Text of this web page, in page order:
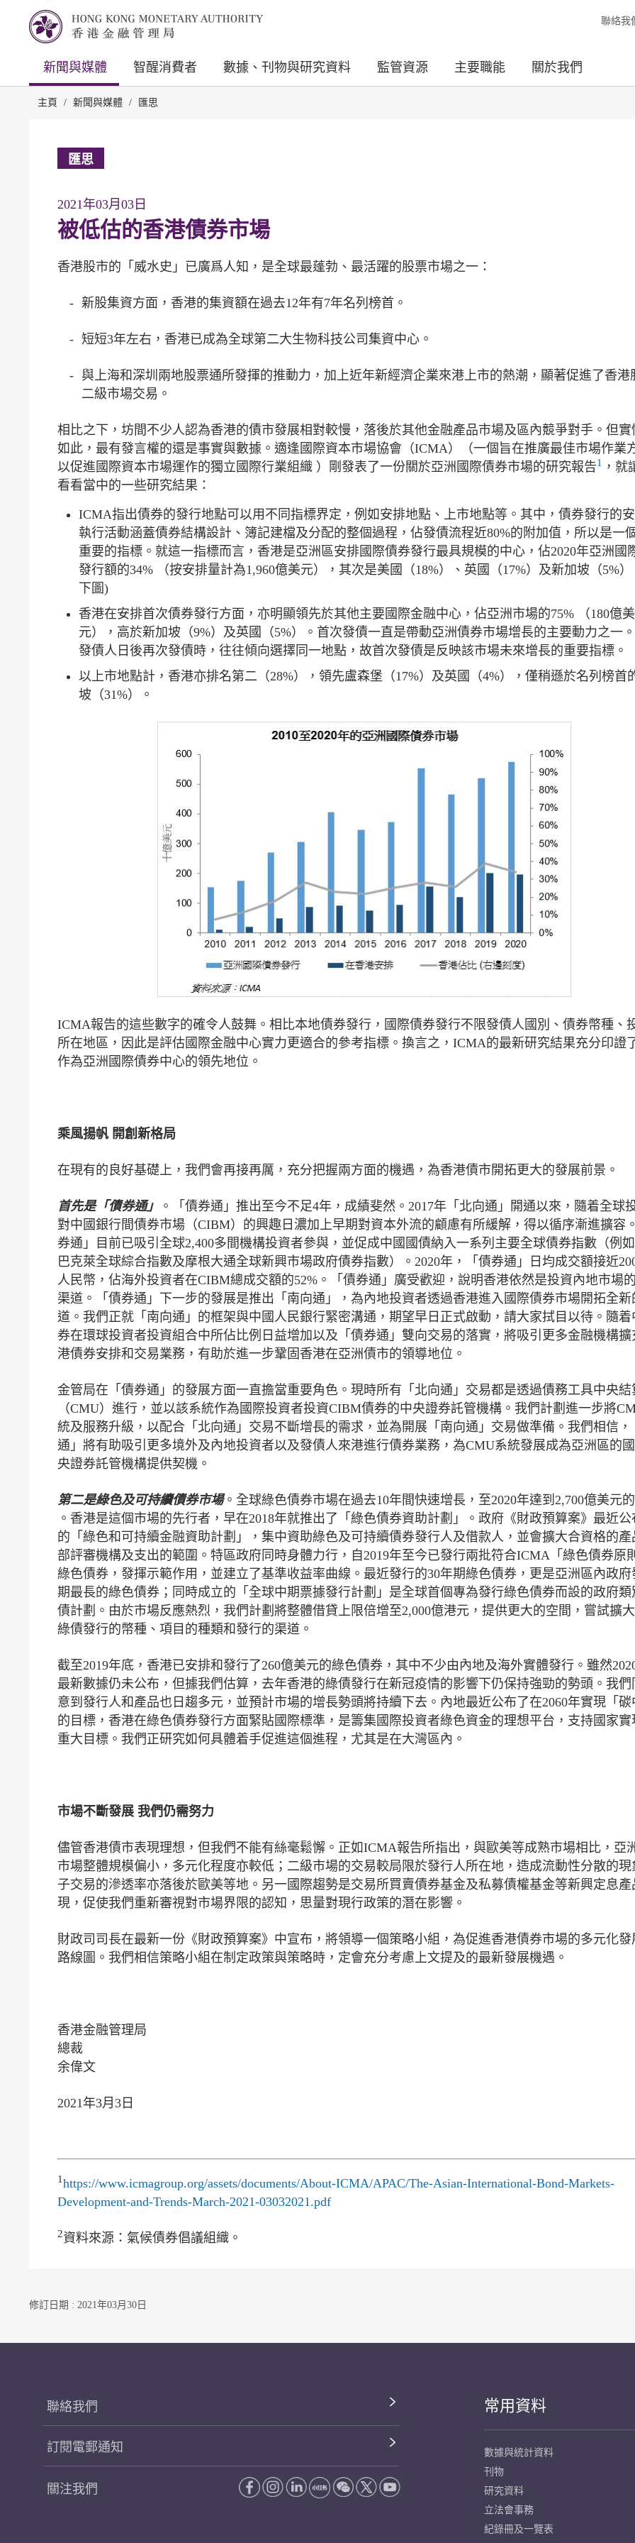
聯絡我
新聞與媒體 智醒消費者 數據、刊物與研究資料 監管資源 主要職能 關於我們
主頁 / 新聞與媒體 / 匯思
匯思
2021年03月03日
被低估的香港債券市場
香港股市的「威水史」已廣爲人知，是全球最蓬勃、最活躍的股票市場之一：
- 新股集資方面，香港的集資額在過去12年有7年名列榜首。
- 短短3年左右，香港已成為全球第二大生物科技公司集資中心。
- 與上海和深圳兩地股票通所發揮的推動力，加上近年新經濟企業來港上市的熱潮，顯著促進了香港
二級市場交易。
相比之下，坊間不少人認為香港的債市發展相對較慢，落後於其他金融產品市場及區內競爭對手。但實
如此，最有發言權的還是事實與數據。適逢國際資本市場協會（ICMA）（一個旨在推廣最佳市場作業
以促進國際資本市場運作的獨立國際行業組織 ）剛發表了一份關於亞洲國際債券市場的研究報告1
，就
看看當中的一些研究結果：
ICMA指出債券的發行地點可以用不同指標界定，例如安排地點、上市地點等。其中，債券發行的
執行活動涵蓋債券結構設計、簿記建檔及分配的整個過程，佔發債流程近80%的附加值，所以是一
重要的指標。就這一指標而言，香港是亞洲區安排國際債券發行最具規模的中心，佔2020年亞洲國
發行額的34% （按安排量計為1,960億美元），其次是美國（18%）、英國（17%）及新加坡（5%
下圖)
香港在安排首次債券發行方面，亦明顯領先於其他主要國際金融中心，佔亞洲市場的75% （180億美
元），高於新加坡（9%）及英國（5%）。首次發債一直是帶動亞洲債券市場增長的主要動力之一
發債人日後再次發債時，往往傾向選擇同一地點，故首次發債是反映該市場未來增長的重要指標。
以上市地點計，香港亦排名第二（28%），領先盧森堡（17%）及英國（4%），僅稍遜於名列榜首
坡（31%）。
ICMA報告的這些數字的確令人鼓舞。相比本地債券發行，國際債券發行不限發債人國別、債券幣種、
所在地區，因此是評估國際金融中心實力更適合的參考指標。換言之，ICMA的最新研究結果充分印證
作為亞洲國際債券中心的領先地位。
乘風揚帆 開創新格局
在現有的良好基礎上，我們會再接再厲，充分把握兩方面的機遇，為香港債市開拓更大的發展前景。
首先是「債券通」
。「債券通」推出至今不足4年，成績斐然。2017年「北向通」開通以來，隨着全球
對中國銀行間債券市場（CIBM）的興趣日濃加上早期對資本外流的顧慮有所緩解，得以循序漸進擴容
券通」目前已吸引全球2,400多間機構投資者參與，並促成中國國債納入一系列主要全球債券指數（例
巴克萊全球綜合指數及摩根大通全球新興市場政府債券指數）。2020年，「債券通」日均成交額接近
人民幣，佔海外投資者在CIBM總成交額的52%。「債券通」廣受歡迎，說明香港依然是投資內地市場
渠道。「債券通」下一步的發展是推出「南向通」，為內地投資者透過香港進入國際債券市場開拓全新
道。我們正就「南向通」的框架與中國人民銀行緊密溝通，期望早日正式啟動，請大家拭目以待。隨着
券在環球投資者投資組合中所佔比例日益增加以及「債券通」雙向交易的落實，將吸引更多金融機構擴
港債券安排和交易業務，有助於進一步鞏固香港在亞洲債市的領導地位。
金管局在「債券通」的發展方面一直擔當重要角色。現時所有「北向通」交易都是透過債務工具中央結
（CMU）進行，並以該系統作為國際投資者投資CIBM債券的中央證券託管機構。我們計劃進一步將
統及服務升級，以配合「北向通」交易不斷增長的需求，並為開展「南向通」交易做準備。我們相信，
通」將有助吸引更多境外及內地投資者以及發債人來港進行債券業務，為CMU系統發展成為亞洲區的
央證券託管機構提供契機。
第二是綠色及可持續債券市場。全球綠色債券市場在過去10年間快速增長，至2020年達到2,700億美元
。香港是這個市場的先行者，早在2018年就推出了「綠色債券資助計劃」。政府《財政預算案》最近公
的「綠色和可持續金融資助計劃」，集中資助綠色及可持續債券發行人及借款人，並會擴大合資格的產
部評審機構及支出的範圍。特區政府同時身體力行，自2019年至今已發行兩批符合ICMA「綠色債券原
綠色債券，發揮示範作用，並建立了基準收益率曲線。最近發行的30年期綠色債券，更是亞洲區內政府
期最長的綠色債券；同時成立的「全球中期票據發行計劃」是全球首個專為發行綠色債券而設的政府類
債計劃。由於市場反應熱烈，我們計劃將整體借貸上限倍增至2,000億港元，提供更大的空間，嘗試擴
綠債發行的幣種、項目的種類和發行的渠道。
截至2019年底，香港已安排和發行了260億美元的綠色債券，其中不少由內地及海外實體發行。雖然
最新數據仍未公布，但據我們估算，去年香港的綠債發行在新冠疫情的影響下仍保持強勁的勢頭。我們
意到發行人和產品也日趨多元，並預計市場的增長勢頭將持續下去。內地最近公布了在2060年實現「碳
的目標，香港在綠色債券發行方面緊貼國際標準，是籌集國際投資者綠色資金的理想平台，支持國家實
重大目標。我們正研究如何具體着手促進這個進程，尤其是在大灣區內。
市場不斷發展 我們仍需努力
儘管香港債市表現理想，但我們不能有絲毫鬆懈。正如ICMA報告所指出，與歐美等成熟市場相比，亞
市場整體規模偏小，多元化程度亦較低；二級市場的交易較局限於發行人所在地，造成流動性分散的現
子交易的滲透率亦落後於歐美等地。另一國際趨勢是交易所買賣債券基金及私募債權基金等新興定息產
現，促使我們重新審視對市場界限的認知，思量對現行政策的潛在影響。
財政司司長在最新一份《財政預算案》中宣布，將領導一個策略小組，為促進香港債券市場的多元化發
路線圖。我們相信策略小組在制定政策與策略時，定會充分考慮上文提及的最新發展機遇。
香港金融管理局
總裁
余偉文
2021年3月3日
1https://www.icmagroup.org/assets/documents/About-ICMA/APAC/The-Asian-International-Bond-Markets-
Development-and-Trends-March-2021-03032021.pdf
2資料來源：氣候債券倡議組織。
修訂日期 : 2021年03月30日
聯絡我們
訂閱電郵通知
關注我們
常用資料
數據與統計資料
刊物
研究資料
立法會事務
紀錄冊及一覽表